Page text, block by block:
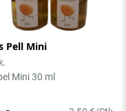
Pell Mini
Mini 30 ml